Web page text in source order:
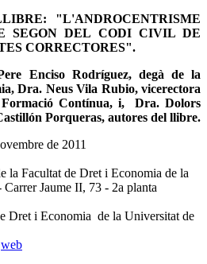
"L'ANDROCENTRISME
SEGON DEL CODI CIVIL DE
CORRECTORES".
Enciso Rodríguez, degà de la
Dra. Neus Vila Rubio, vicerectora
Contínua, i, Dra. Dolors
Porqueras, autores del llibre.
de 2011
la Facultat de Dret i Economia de la
Jaume II, 73 - 2a planta
Dret i Economia de la Universitat de
web